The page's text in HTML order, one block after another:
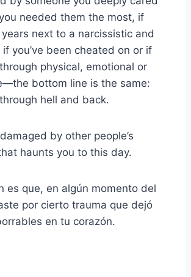
needed them the most, if
years next to a narcissistic and
you’ve been cheated on or if
physical, emotional or
bottom line is the same:
hell and back.
by other people’s
haunts you to this day.
es que, en algún momento del
por cierto trauma que dejó
en tu corazón.